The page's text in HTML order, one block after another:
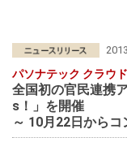
パソナテック クラウ
全国初の官民連携
s！」を開催
～ 10月22日から